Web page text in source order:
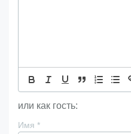
или как гость:
Имя *